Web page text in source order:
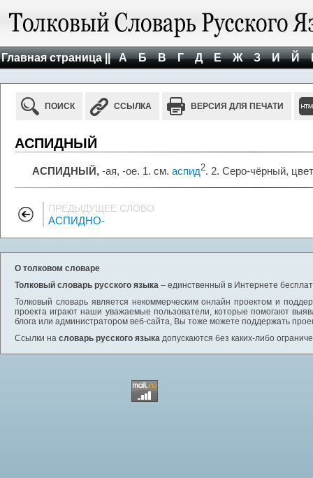
Главная страница || А Б В Г Д Е Ж З И Й
ПОИСК ССЫЛКА ВЕРСИЯ ДЛЯ ПЕЧАТИ
АСПИДНЫЙ
АСПИДНЫЙ, -ая, -ое. 1. см. аспид2. 2. Серо-чёрный,
ПРЕДЫДУЩЕЕ СЛОВО
АСПИДНО-
О толковом словаре
Толковый словарь русского языка – единственный в Интернете
Толковый словарь является некоммерческим онлайн проектом и
проекта играют наши уважаемые пользователи, которые помогают
блога или администратором веб-сайта, Вы тоже можете поддержать
Ссылки на словарь русского языка допускаются без каких-либо